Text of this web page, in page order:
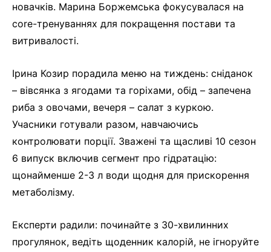
новачків. Марина Боржемська фокусувалася на
core-тренуваннях для покращення постави та
витривалості.
Ірина Козир порадила меню на тиждень: сніданок
– вівсянка з ягодами та горіхами, обід – запечена
риба з овочами, вечеря – салат з куркою.
Учасники готували разом, навчаючись
контролювати порції. Зважені та щасливі 10 сезон
6 випуск включив сегмент про гідратацію:
щонайменше 2-3 л води щодня для прискорення
метаболізму.
Експерти радили: починайте з 30-хвилинних
прогулянок, ведіть щоденник калорій, не ігноруйте